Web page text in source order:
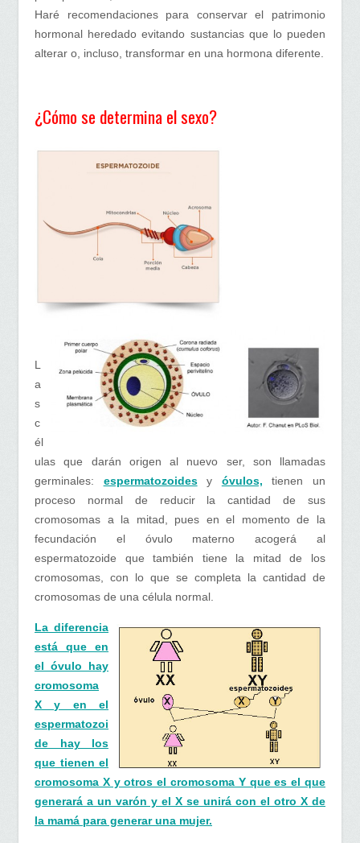
Haré recomendaciones para conservar el patrimonio
hormonal heredado evitando sustancias que lo pueden
alterar o, incluso, transformar en una hormona diferente.
¿Cómo se determina el sexo?
L
a
s
c
él
ulas que darán origen al nuevo ser, son llamadas
germinales: espermatozoidesy óvulos, tienen un
proceso normal de reducir la cantidad de sus
cromosomas a la mitad, pues en el momento de la
fecundación el óvulo materno acogerá al
espermatozoide que también tiene la mitad de los
cromosomas, con lo que se completa la cantidad de
cromosomas de una célula normal.
La diferencia
está que en
el óvulo hay
cromosoma
X y en el
espermatozoi
de hay los
que tienen el
cromosoma X y otros el cromosoma Y que es el que
generará a un varón y el X se unirá con el otro X de
la mamá para generar una mujer.